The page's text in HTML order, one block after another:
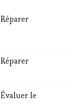
Réparer
Réparer
Évaluer le